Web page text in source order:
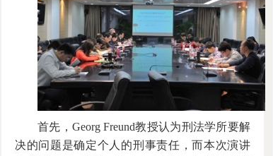
首先，Georg Freund教授认为刑法学所要解
决的问题是确定个人的刑事责任，而本次演讲